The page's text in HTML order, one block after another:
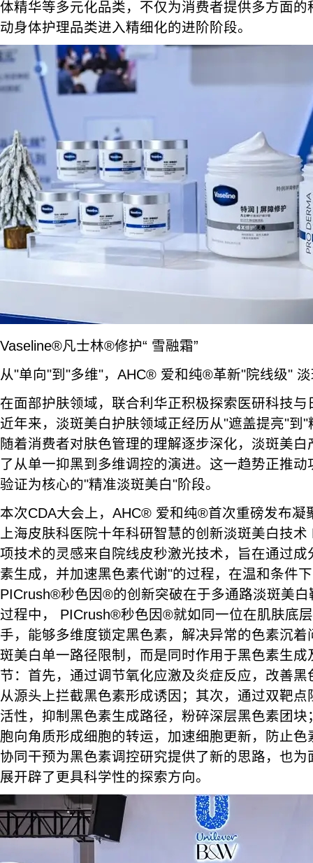
体精华等多元化品类，不仅为消费者提供多方面
动身体护理品类进入精细化的进阶阶段。
Vaseline®凡士林®修护“ 雪融霜”
从"单向"到"多维"，AHC® 爱和纯®革新"院线级"
在面部护肤领域，联合利华正积极探索医研科技
近年来，淡斑美白护肤领域正经历从"遮盖提亮"到
随着消费者对肤色管理的理解逐步深化，淡斑美
了从单一抑黑到多维调控的演进。这一趋势正推
验证为核心的"精准淡斑美白"阶段。
本次CDA大会上，AHC® 爱和纯®首次重磅发布凝
上海皮肤科医院十年科研智慧的创新淡斑美白技
项技术的灵感来自院线皮秒激光技术，旨在通过
素生成，并加速黑色素代谢"的过程，在温和条件
PICrush®秒色因®的创新突破在于多通路淡斑美
过程中， PICrush®秒色因®就如同一位在肌肤底
手，能够多维度锁定黑色素，解决异常的色素沉
斑美白单一路径限制，而是同时作用于黑色素生成
节：首先，通过调节氧化应激及炎症反应，改善
从源头上拦截黑色素形成诱因；其次，通过双靶
活性，抑制黑色素生成路径，粉碎深层黑色素团
胞向角质形成细胞的转运，加速细胞更新，防止
协同干预为黑色素调控研究提供了新的思路，也
展开辟了更具科学性的探索方向。